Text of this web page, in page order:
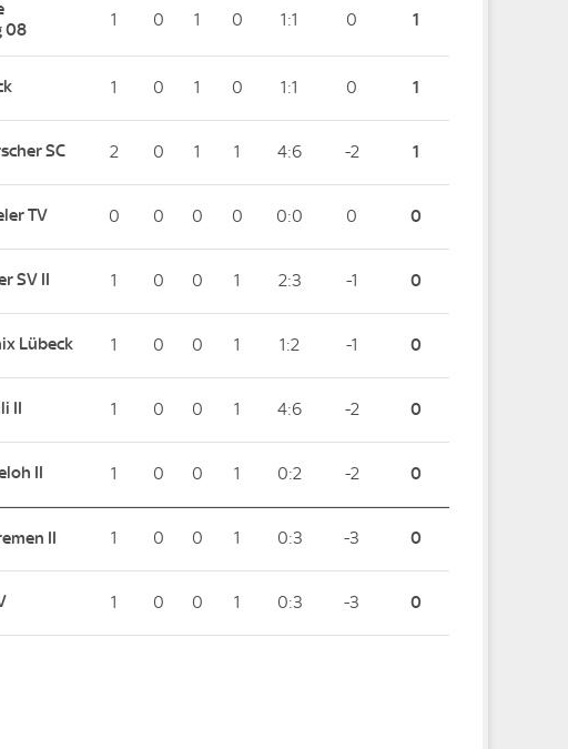
08
1 0 1 0 1:1 0 1
1 0 1 0 1:1 0 1
SC 2 0 1 1 4:6 -2 1
TV 0 0 0 0 0:0 0 0
SV II 1 0 0 1 2:3 -1 0
Lübeck 1 0 0 1 1:2 -1 0
II 1 0 0 1 4:6 -2 0
II 1 0 0 1 0:2 -2 0
II 1 0 0 1 0:3 -3 0
1 0 0 1 0:3 -3 0